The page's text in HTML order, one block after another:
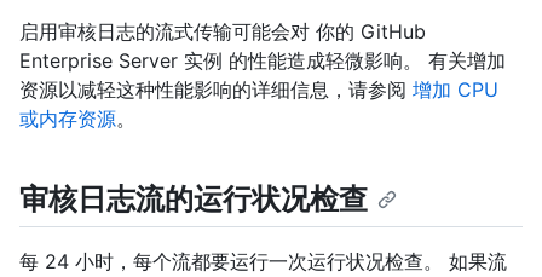
启用审核日志的流式传输可能会对 你的 GitHub
Enterprise Server 实例 的性能造成轻微影响。 有关增加
资源以减轻这种性能影响的详细信息，请参阅 增加 CPU
或内存资源。
审核日志流的运行状况检查
每 24 小时，每个流都要运行一次运行状况检查。 如果流